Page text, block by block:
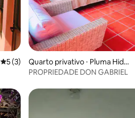
5 de uma avaliação média de 5, 3
5 (3)
Quarto privativo ⋅ Pluma Hidal
go
PROPRIEDADE DON GABRIEL